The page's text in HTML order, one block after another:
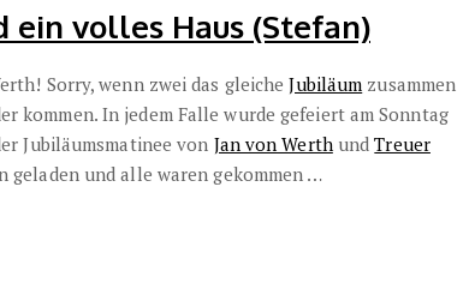
ein volles Haus (Stefan)
Sorry, wenn zwei das gleicheJubiläum zusammen
kommen. In jedem Falle wurde gefeiert am Sonntag
Jubiläumsmatinee von Jan von WerthundTreuer
geladen und alle waren gekommen …